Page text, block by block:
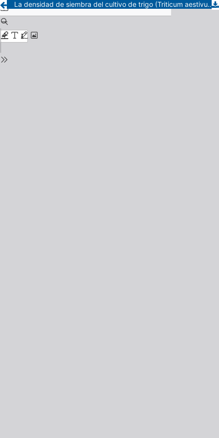
La densidad de siembra del cultivo de trigo (Triticum aestivum L.) como método alternativo de control de malezas frente al uso de herbicidas post-emergentes